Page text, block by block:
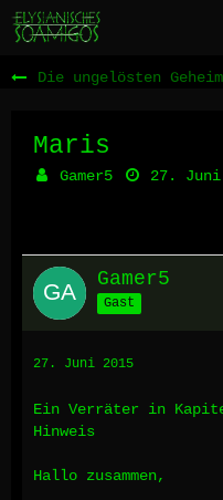
Die ungelösten
Maris
Gamer5 27. Juni
Gamer5
Gast
27. Juni 2015
Ein Verräter in
Hinweis
Hallo zusammen,